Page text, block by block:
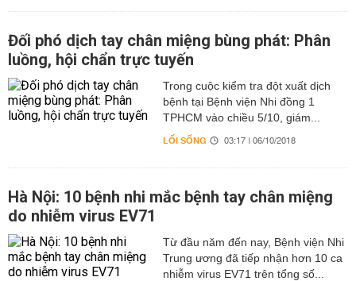
Đối phó dịch tay chân miệng bùng phát: Phân
luồng, hội chẩn trực tuyến
Trong cuộc kiểm tra đột xuất dịch
bệnh tại Bệnh viện Nhi đồng 1
TPHCM vào chiều 5/10, giám...
LỐI SỐNG 03:17 | 06/10/2018
Hà Nội: 10 bệnh nhi mắc bệnh tay chân miệng
do nhiễm virus EV71
Từ đầu năm đến nay, Bệnh viện Nhi
Trung ương đã tiếp nhận hơn 10 ca
nhiễm virus EV71 trên tổng số...